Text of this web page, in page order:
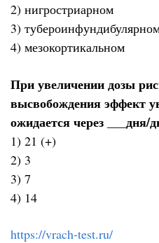
2) нигростриарном
3)
4) мезокортикальном
При увеличении дозы
высвобождения эффект
ожидается через ___дня/
1) 21 (+)
2) 3
3) 7
4) 14
https://vrach-test.ru/